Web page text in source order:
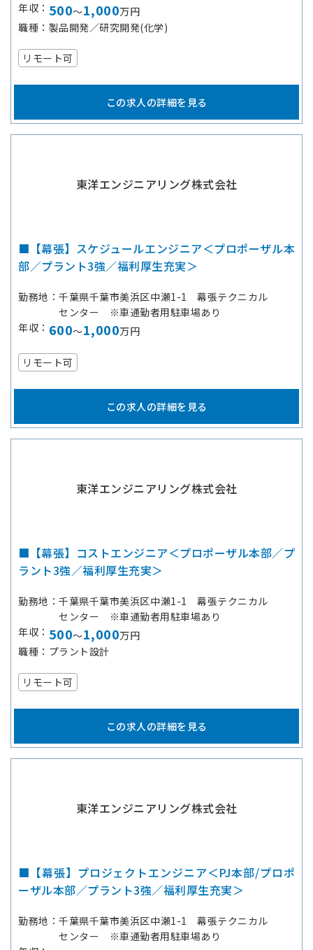
年収
500～1,000万円
職種
製品開発／研究開発(化学)
リモート可
この求人の詳細を見る
東洋エンジニアリング株式会社
■【幕張】スケジュールエンジニア＜プロポーザル本
部／プラント3強／福利厚生充実＞
勤務地
千葉県千葉市美浜区中瀬1-1 幕張テクニカル
センター ※車通勤者用駐車場あり
年収
600～1,000万円
リモート可
この求人の詳細を見る
東洋エンジニアリング株式会社
■【幕張】コストエンジニア＜プロポーザル本部／プ
ラント3強／福利厚生充実＞
勤務地
千葉県千葉市美浜区中瀬1-1 幕張テクニカル
センター ※車通勤者用駐車場あり
年収
500～1,000万円
職種
プラント設計
リモート可
この求人の詳細を見る
東洋エンジニアリング株式会社
■【幕張】プロジェクトエンジニア＜PJ本部/プロポ
ーザル本部／プラント3強／福利厚生充実＞
勤務地
千葉県千葉市美浜区中瀬1-1 幕張テクニカル
センター ※車通勤者用駐車場あり